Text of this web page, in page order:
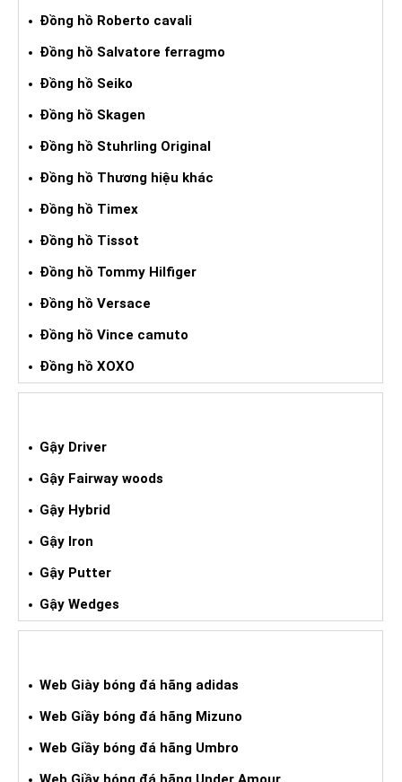
Đồng hồ Roberto cavali
Đồng hồ Salvatore ferragmo
Đồng hồ Seiko
Đồng hồ Skagen
Đồng hồ Stuhrling Original
Đồng hồ Thương hiệu khác
Đồng hồ Timex
Đồng hồ Tissot
Đồng hồ Tommy Hilfiger
Đồng hồ Versace
Đồng hồ Vince camuto
Đồng hồ XOXO
Gậy Driver
Gậy Fairway woods
Gậy Hybrid
Gậy Iron
Gậy Putter
Gậy Wedges
Web Giày bóng đá hãng adidas
Web Giầy bóng đá hãng Mizuno
Web Giầy bóng đá hãng Umbro